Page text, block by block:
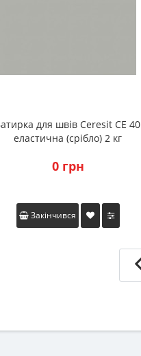
для швів Ceresit CE 40
еластична (срібло) 2 кг
0 грн
Закінчився